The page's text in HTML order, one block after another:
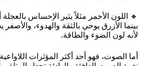
🔸 اللون الأحمر مثلاً يثير الإحساس بالعجلة
بينما الأزرق يوحي بالثقة والهدوء، والأصفر
لأنه لون الضوء والطاقة.
أما الصوت، فهو أحد أكثر المؤثرات